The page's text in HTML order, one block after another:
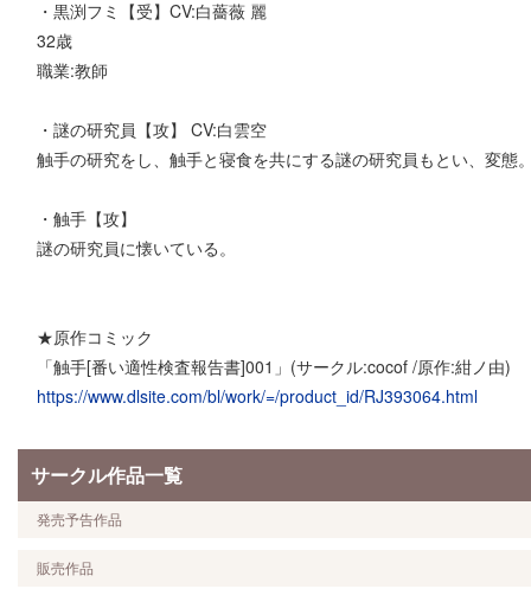
・黒渕フミ【受】CV:白薔薇 麗
32歳
職業:教師
・謎の研究員【攻】 CV:白雲空
触手の研究をし、触手と寝食を共にする謎の研究員もとい、変態
・触手【攻】
謎の研究員に懐いている。
★原作コミック
「触手[番い適性検査報告書]001」(サークル:cocof /原作:紺ノ由)
https://www.dlsite.com/bl/work/=/product_id/RJ393064.html
サークル作品一覧
発売予告作品
販売作品